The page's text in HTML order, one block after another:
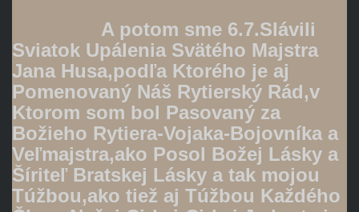
A potom sme 6.7.Slávili
Sviatok Upálenia Svätého Majstra
Jana Husa,podľa Ktorého je aj
Pomenovaný Náš Rytierský Rád,v
Ktorom som bol Pasovaný za
Božieho Rytiera-Vojaka-Bojovníka a
Veľmajstra,ako Posol Božej Lásky a
Šíriteľ Bratskej Lásky a tak mojou
Túžbou,ako tiež aj Túžbou Každého